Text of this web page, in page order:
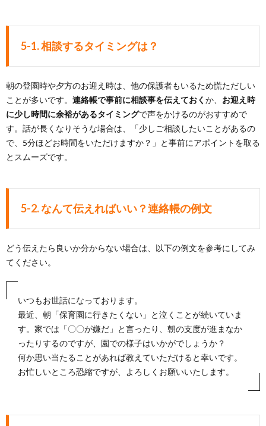
5-1. 相談するタイミングは？
朝の登園時や夕方のお迎え時は、他の保護者もいるため慌ただしい
ことが多いです。 連絡帳で事前に相談事を伝えておく か、 お迎え時
に少し時間に余裕があるタイミングで声をかけるのがおすすめで
す。話が長くなりそうな場合は、「少しご相談したいことがあるの
で、5分ほどお時間をいただけますか？」と事前にアポイントを取る
とスムーズです。
5-2. なんて伝えればいい？連絡帳の例文
どう伝えたら良いか分からない場合は、以下の例文を参考にしてみ
てください。
いつもお世話になっております。
最近、朝「保育園に行きたくない」と泣くことが続いていま
す。家では「〇〇が嫌だ」と言ったり、朝の支度が進まなか
ったりするのですが、園での様子はいかがでしょうか？
何か思い当たることがあれば教えていただけると幸いです。
お忙しいところ恐縮ですが、よろしくお願いいたします。